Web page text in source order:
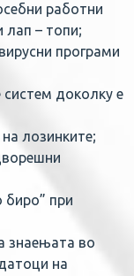
работни
лап – топи;
програми
доколку е
лозинките;
биро” при
знаењата во
на